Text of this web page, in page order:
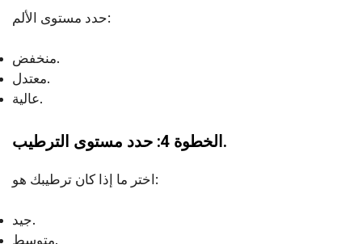
حدد مستوى الألم:
منخفض.
معتدل.
عالية.
الخطوة 4: حدد مستوى الترطيب.
اختر ما إذا كان ترطيبك هو:
جيد.
متوسط.